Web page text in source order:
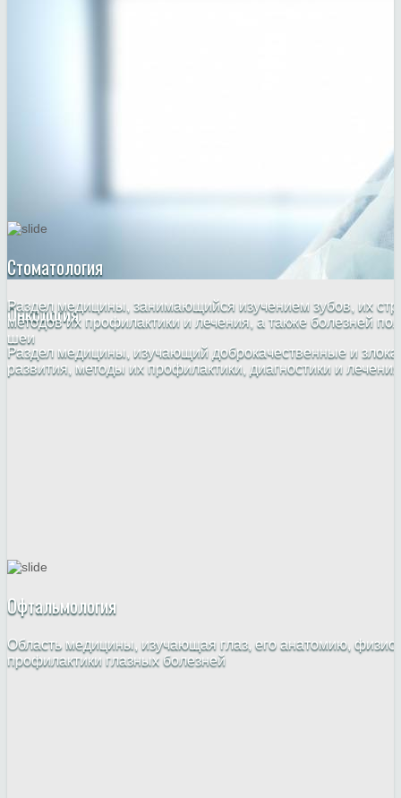
Онкология
Раздел медицины, изучающий доброкачественные и
развития, методы их профилактики, диагностики и лечения
Стоматология
Раздел медицины, занимающийся изучением зубов, их
методов их профилактики и лечения, а также болезней
шеи
Офтальмология
Область медицины, изучающая глаз, его анатомию,
профилактики глазных болезней